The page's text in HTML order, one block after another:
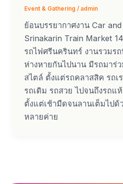
Event & Gathering / admin
ย้อนบรรยากาศงาน Car
Srinakarin Train Market
รถไฟศรีนครินทร์ งานรวมร
ห่างหายกันไปนาน มีรถมาร่
สไตล์ ตั้งแต่รถคลาสสิค รถเ
รถเดิม รถสวย ไปจนถึงรถแ
ตั้งแต่เช้ามืดจนลานเต็มไป
หลายค่าย